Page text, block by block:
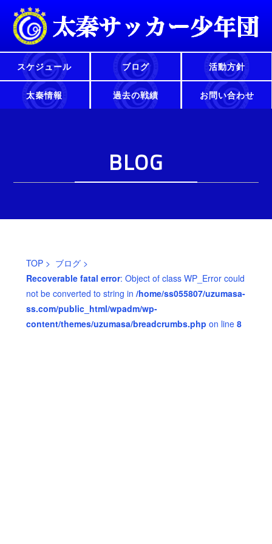
スケジュール ブログ 活動方針
太秦情報 過去の戦績 お問い合わせ
BLOG
TOP> ブログ>
Recoverable fatal error: Object of class WP_Error could
not be converted to string in /home/ss055807/uzumasa-
ss.com/public_html/wpadm/wp-
content/themes/uzumasa/breadcrumbs.php on line 8